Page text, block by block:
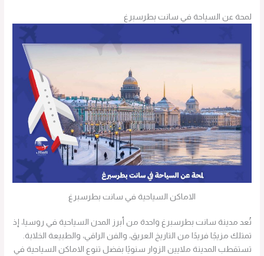
لمحة عن السياحة في سانت بطرسبرغ
الاماكن السياحية في سانت بطرسبرغ
تُعد مدينة سانت بطرسبرغ واحدة من أبرز المدن السياحية في روسيا، إذ
تمتلك مزيجًا فريدًا من التاريخ العريق، والفن الراقي، والطبيعة الخلابة.
تستقطب المدينة ملايين الزوار سنويًا بفضل تنوع الاماكن السياحية في